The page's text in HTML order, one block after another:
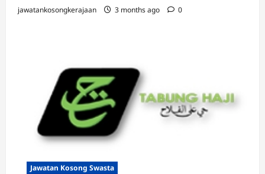
jawatankosongkerajaan 3 months ago 0
Jawatan Kosong Swasta